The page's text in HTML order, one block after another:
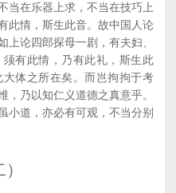
在乐器上求，不当在技巧上
此情，斯生此音。故中国人论
上论四郎探母一剧，有夫妇、
有此情，乃有此礼，斯生此
体之所在矣。而岂拘拘于考
，乃以知仁义道德之真意乎。
小道，亦必有可观，不当分别